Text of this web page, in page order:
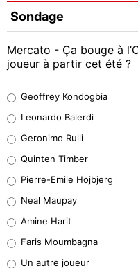
Sondage
Mercato - Ça bouge à
joueur à partir cet été ?
38%
32%
5%
1%
Geoffrey Kondogbia
Leonardo Balerdi
Geronimo Rulli
Quinten Timber
Pierre-Emile Hojbjerg
Neal Maupay
Amine Harit
Faris Moumbagna
Un autre joueur